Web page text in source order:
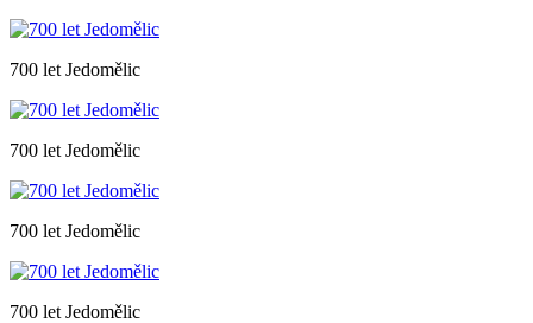
700 let Jedomělic
700 let Jedomělic
700 let Jedomělic
700 let Jedomělic